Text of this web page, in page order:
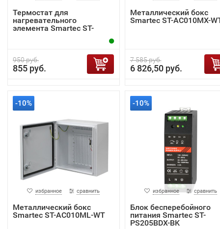
Термостат для
нагревательного
элемента Smartec ST-
950 руб.
855 руб.
Металлический бокс
Smartec ST-AC010MX-
7 585 руб.
6 826,50 руб.
-10%
избранное сравнить
Металлический бокс
Smartec ST-AC010ML-WT
-10%
избранное сравнить
Блок бесперебойного
питания Smartec ST-
PS205BDX-BK